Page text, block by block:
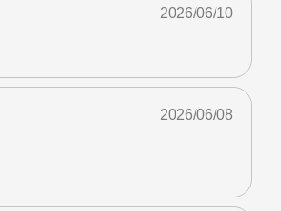
2026/06/10
2026/06/08